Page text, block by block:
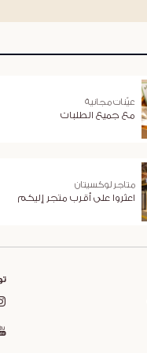
عيّنات مجانية
مع جميع الطلبات
متاجر لوكسيتان
اعثروا على أقرب متجر إليكم